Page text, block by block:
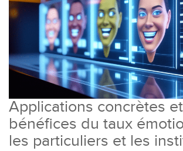
Applications concrètes et
bénéfices du taux
les particuliers et les